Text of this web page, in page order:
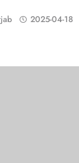
2025-04-18